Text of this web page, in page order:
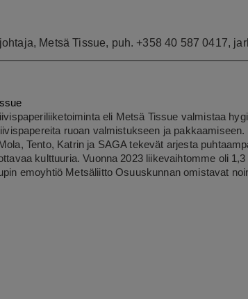
Metsä Tissue, puh. +358 40 587 0417,
eli Metsä Tissue valmistaa
ruoan valmistukseen ja
Tento, Katrin ja SAGA tekevät arjesta
kulttuuria. Vuonna 2023 liikevaihtomme oli
emoyhtiö Metsäliitto Osuuskunnan omistavat